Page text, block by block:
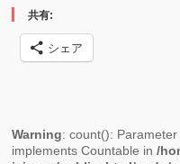
共有:
シェア
Warning: count():
implements Countable in/